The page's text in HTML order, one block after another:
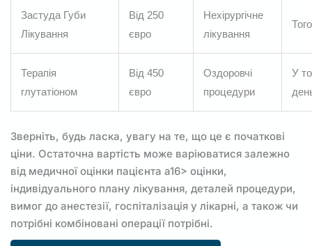
Застуда Губи
Лікування
Від 250
євро
Нехірургічне
лікування
Терапія
глутатіоном
Від 450
євро
Оздоровчі
процедури
У
Зверніть, будь ласка, увагу на те, що це є початкові
ціни. Остаточна вартість може варіюватися залежно
від медичної оцінки пацієнта a16> оцінки,
індивідуального плану лікування, деталей процедури,
вимог до анестезії, госпіталізація у лікарні, а також чи
потрібні комбіновані операції потрібні.